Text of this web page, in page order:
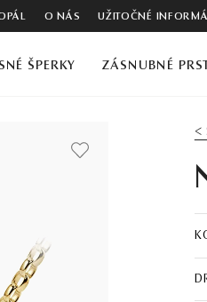
O NÁS UŽITOČNÉ
ŠPERKY ZÁSNUBNÉ
<